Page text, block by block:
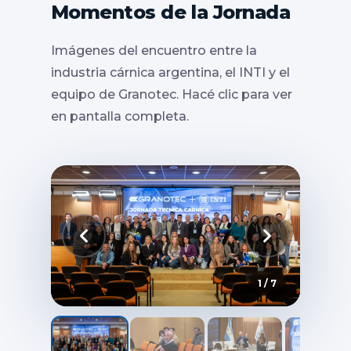
Momentos de la Jornada
Imágenes del encuentro entre la
industria cárnica argentina, el INTI y el
equipo de Granotec. Hacé clic para ver
en pantalla completa.
1 / 7